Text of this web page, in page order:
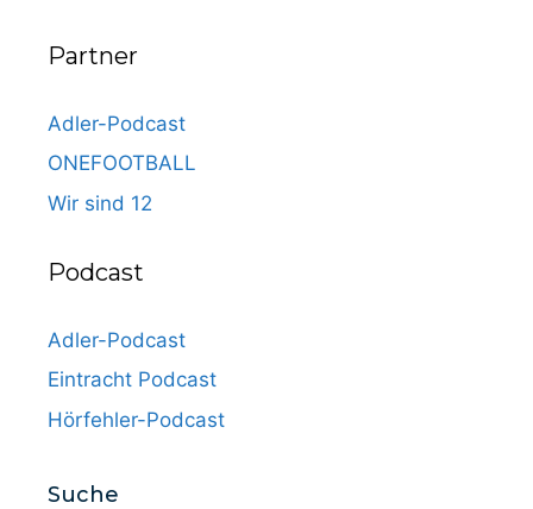
Partner
Adler-Podcast
ONEFOOTBALL
Wir sind 12
Podcast
Adler-Podcast
Eintracht Podcast
Hörfehler-Podcast
Suche